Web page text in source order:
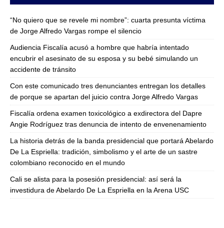
“No quiero que se revele mi nombre”: cuarta presunta víctima
de Jorge Alfredo Vargas rompe el silencio
Audiencia Fiscalía acusó a hombre que habría intentado
encubrir el asesinato de su esposa y su bebé simulando un
accidente de tránsito
Con este comunicado tres denunciantes entregan los detalles
de porque se apartan del juicio contra Jorge Alfredo Vargas
Fiscalía ordena examen toxicológico a exdirectora del Dapre
Angie Rodríguez tras denuncia de intento de envenenamiento
La historia detrás de la banda presidencial que portará Abelardo
De La Espriella: tradición, simbolismo y el arte de un sastre
colombiano reconocido en el mundo
Cali se alista para la posesión presidencial: así será la
investidura de Abelardo De La Espriella en la Arena USC